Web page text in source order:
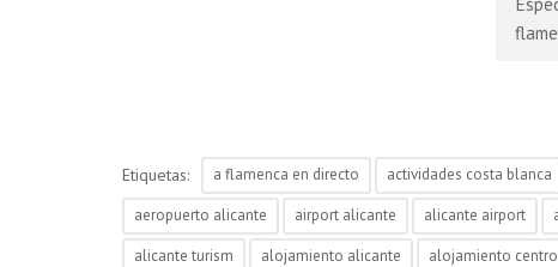
Etiquetas: a flamenca en directo actividades costa blanca
aeropuerto alicante
airport alicante alicante airport
alicante turism
alojamiento alicante alojamiento